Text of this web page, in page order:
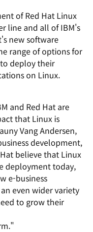
of Red Hat Linux
line and all of IBM's
new software
range of options for
deploy their
on Linux.
and Red Hat are
that Linux is
Vang Andersen,
development,
believe that Linux
deployment today,
e-business
even wider variety
to grow their